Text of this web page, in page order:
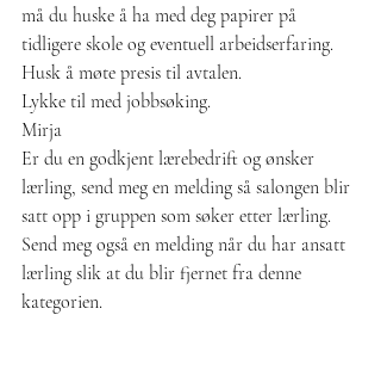
må du huske å ha med deg papirer på
tidligere skole og eventuell arbeidserfaring.
Husk å møte presis til avtalen.
Lykke til med jobbsøking.
Mirja
Er du en godkjent lærebedrift og ønsker
lærling, send meg en melding så salongen blir
satt opp i gruppen som søker etter lærling.
Send meg også en melding når du har ansatt
lærling slik at du blir fjernet fra denne
kategorien.